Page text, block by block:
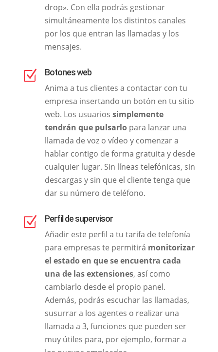
drop». Con ella podrás gestionar
simultáneamente los distintos canales
por los que entran las llamadas y los
mensajes.
Z Botones web
Anima a tus clientes a contactar con tu
empresa insertando un botón en tu sitio
web. Los usuarios simplemente
tendrán que pulsarlopara lanzar una
llamada de voz o vídeo y comenzar a
hablar contigo de forma gratuita y desde
cualquier lugar. Sin líneas telefónicas, sin
descargas y sin que el cliente tenga que
dar su número de teléfono.
Z Perfil de supervisor
Añadir este perfil a tu tarifa de telefonía
para empresas te permitirá monitorizar
el estado en que se encuentra cada
una de las extensiones, así como
cambiarlo desde el propio panel.
Además, podrás escuchar las llamadas,
susurrar a los agentes o realizar una
llamada a 3, funciones que pueden ser
muy útiles para, por ejemplo, formar a